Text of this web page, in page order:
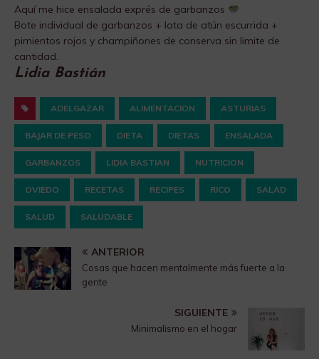
Aquí me hice ensalada exprés de garbanzos
Bote individual de garbanzos + lata de atún escurrida +
pimientos rojos y champiñones de conserva sin limite de
cantidad.
Lidia Bastián
ADELGAZAR ALIMENTACION ASTURIAS
BAJAR DE PESO DIETA DIETAS ENSALADA
GARBANZOS LIDIA BASTIAN NUTRICION
OVIEDO RECETAS RECIPES RICO SALAD
SALUD SALUDABLE
ANTERIOR
Cosas que hacen mentalmente más fuerte a la
gente
SIGUIENTE
Minimalismo en el hogar